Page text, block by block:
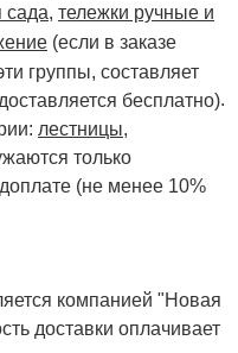
сада, тележки ручные и
(если в заказе
группы, составляет
бесплатно).
лестницы,
только
(не менее 10%
компанией "Новая
доставки оплачивает